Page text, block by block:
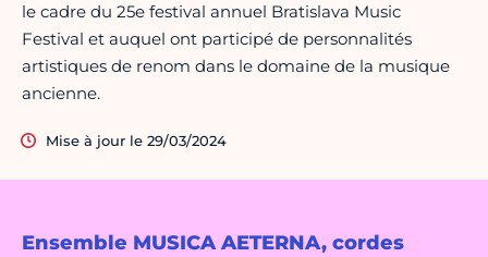
Ensemble MUSICA AETERNA, cordes
le cadre du 25e festival annuel Bratislava Music
Festival et auquel ont participé de personnalités
artistiques de renom dans le domaine de la musique
ancienne.
Mise à jour le 29/03/2024